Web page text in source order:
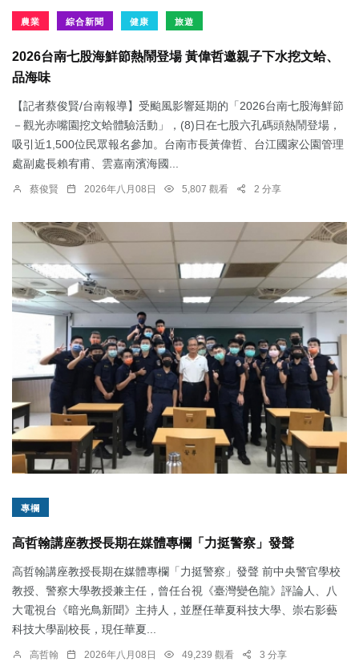
農業 綜合新聞 健康 旅遊
2026台南七股海鮮節熱鬧登場 黃偉哲邀親子下水挖文蛤、
品海味
【記者蔡俊賢/台南報導】受颱風影響延期的「2026台南七股海鮮節
－觀光赤嘴園挖文蛤體驗活動」，(8)日在七股六孔碼頭熱鬧登場，
吸引近1,500位民眾報名參加。台南市長黃偉哲、台江國家公園管理
處副處長賴宥甫、雲嘉南濱海國...
蔡俊賢 2026年八月08日 5,807 觀看 2 分享
專欄
高哲翰講座教授長期在媒體專欄「力挺警察」發聲
高哲翰講座教授長期在媒體專欄「力挺警察」發聲 前中央警官學校
教授、警察大學教授兼主任，曾任台視《臺灣變色龍》評論人、八
大電視台《暗光鳥新聞》主持人，並歷任華夏科技大學、崇右影藝
科技大學副校長，現任華夏...
高哲翰 2026年八月08日 49,239 觀看 3 分享